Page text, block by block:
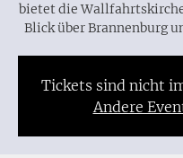
bietet die
Blick über Brannenburg
Tickets sind nicht
Andere